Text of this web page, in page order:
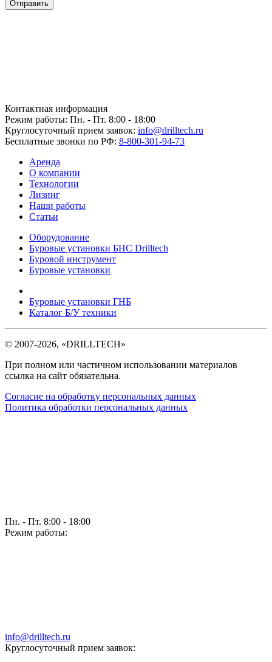
Отправить
Контактная информация
Режим работы: Пн. - Пт. 8:00 - 18:00
Круглосуточный прием заявок: info@drilltech.ru
Бесплатные звонки по РФ: 8-800-301-94-73
Аренда
О компании
Технологии
Лизинг
Наши работы
Статьи
Оборудование
Буровые установки БНС Drilltech
Буровой инструмент
Буровые установки
Буровые установки ГНБ
Каталог Б/У техники
© 2007-2026, «DRILLTECH»
При полном или частичном использовании материалов
ссылка на сайт обязательна.
Согласие на обработку персональных данных
Политика обработки персональных данных
Пн. - Пт. 8:00 - 18:00
Режим работы:
info@drilltech.ru
Круглосуточный прием заявок: